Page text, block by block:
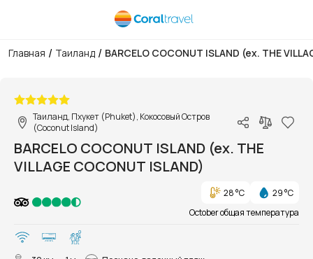
Главная / Таиланд / BARCELO COCONUT ISLAND (ex. THE
Таиланд, Пхукет (Phuket), Кокосовый Остров
(Coconut Island)
BARCELO COCONUT ISLAND (ex. THE
VILLAGE COCONUT ISLAND)
28 °C
29 °C
October общая температура